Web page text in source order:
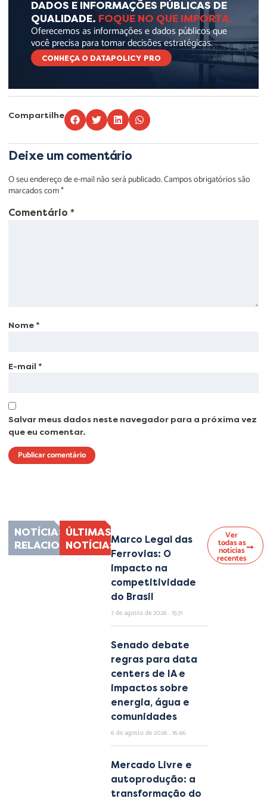
DADOS E INFORMAÇÕES PÚBLICAS DE
QUALIDADE. FOQUE NO QUE IMPORTA.
Oferecemos as informações e dados públicos que
você precisa para tomar decisões estratégicas.
CONHEÇA O DATAPOLICY PRO
Compartilhe
Deixe um comentário
O seu endereço de e-mail não será publicado.Campos obrigatórios são
marcados com*
Comentário *
Nome *
E-mail *
Salvar meus dados neste navegador para a próxima vez
que eu comentar.
NOTÍCIAS
RELACIONADAS
ÚLTIMAS
NOTÍCIASMarco Legal das
Ferrovias: O
impacto na
competitividade
do Brasil
7 de agosto de 2026 15:31
Senado debate
regras para data
centers de IA e
impactos sobre
energia, água e
comunidades
6 de agosto de 2026 16:46
Mercado Livre e
autoprodução: a
transformação do
Ver
todas as
notícias
recentes